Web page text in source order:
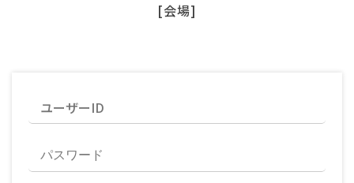
[会場]